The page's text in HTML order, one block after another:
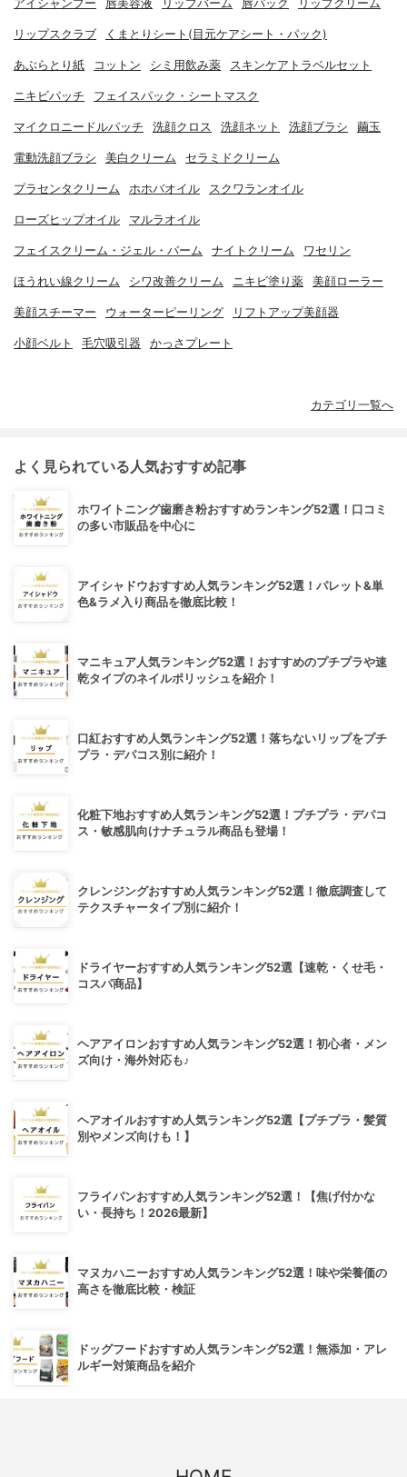
アイシャンプー 唇美容液 リップバーム 唇パック リップクリーム
リップスクラブ くまとりシート(目元ケアシート・パック)
あぶらとり紙 コットン シミ用飲み薬 スキンケアトラベルセット
ニキビパッチ フェイスパック・シートマスク
マイクロニードルパッチ 洗顔クロス 洗顔ネット 洗顔ブラシ 繭玉
電動洗顔ブラシ 美白クリーム セラミドクリーム
プラセンタクリーム ホホバオイル スクワランオイル
ローズヒップオイル マルラオイル
フェイスクリーム・ジェル・バーム ナイトクリーム ワセリン
ほうれい線クリーム シワ改善クリーム ニキビ塗り薬 美顔ローラー
美顔スチーマー ウォーターピーリング リフトアップ美顔器
小顔ベルト 毛穴吸引器 かっさプレート
カテゴリ一覧へ
よく見られている人気おすすめ記事
ホワイトニング歯磨き粉おすすめランキング52選！口コミ
の多い市販品を中心に
アイシャドウおすすめ人気ランキング52選！パレット&単
色&ラメ入り商品を徹底比較！
マニキュア人気ランキング52選！おすすめのプチプラや速
乾タイプのネイルポリッシュを紹介！
口紅おすすめ人気ランキング52選！落ちないリップをプチ
プラ・デパコス別に紹介！
化粧下地おすすめ人気ランキング52選！プチプラ・デパコ
ス・敏感肌向けナチュラル商品も登場！
クレンジングおすすめ人気ランキング52選！徹底調査して
テクスチャータイプ別に紹介！
ドライヤーおすすめ人気ランキング52選【速乾・くせ毛・
コスパ商品】
ヘアアイロンおすすめ人気ランキング52選！初心者・メン
ズ向け・海外対応も♪
ヘアオイルおすすめ人気ランキング52選【プチプラ・髪質
別やメンズ向けも！】
フライパンおすすめ人気ランキング52選！【焦げ付かな
い・長持ち！2026最新】
マヌカハニーおすすめ人気ランキング52選！味や栄養価の
高さを徹底比較・検証
ドッグフードおすすめ人気ランキング52選！無添加・アレ
ルギー対策商品を紹介